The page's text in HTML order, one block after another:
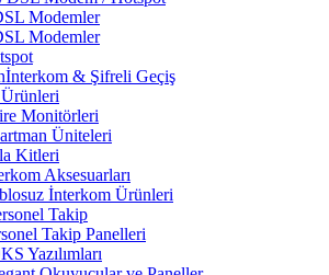
Modemler
Modemler
İnterkom & Şifreli Geçiş
Monitörleri
Üniteleri
Kitleri
Aksesuarları
İnterkom Ürünleri
Takip
Takip Panelleri
Yazılımları